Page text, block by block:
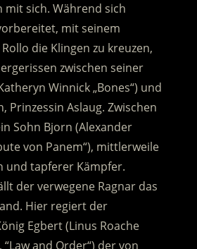
mit sich. Während sich
mit seinem
die Klingen zu kreuzen,
zwischen seiner
Winnick „Bones“) und
Prinzessin Aslaug. Zwischen
Sohn Bjorn (Alexander
von Panem“), mittlerweile
und tapferer Kämpfer.
der verwegene Ragnar das
Hier regiert der
Egbert (Linus Roache
“Law and Order“) der von